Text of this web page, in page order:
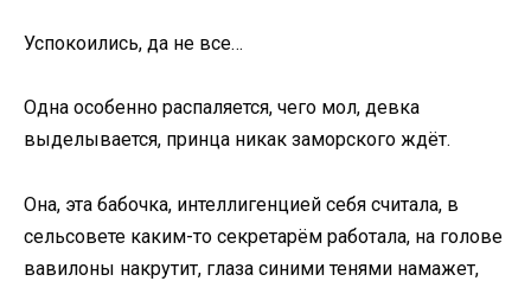
Успокоились, да не все…
Одна особенно распаляется, чего мол, девка
выделывается, принца никак заморского ждёт.
Она, эта бабочка, интеллигенцией себя считала, в
сельсовете каким-то секретарём работала, на голове
вавилоны накрутит, глаза синими тенями намажет,